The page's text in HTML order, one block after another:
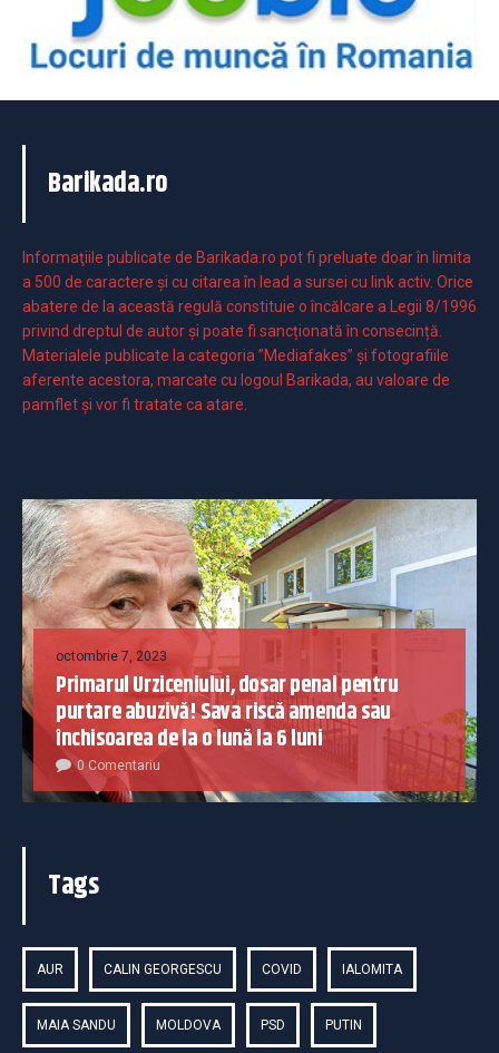
Barikada.ro
Informaţiile publicate de Barikada.ro pot fi preluate doar în limita
a 500 de caractere şi cu citarea în lead a sursei cu link activ. Orice
abatere de la această regulă constituie o încălcare a Legii 8/1996
privind dreptul de autor și poate fi sancționată în consecință.
Materialele publicate la categoria ”Mediafakes” și fotografiile
aferente acestora, marcate cu logoul Barikada, au valoare de
pamflet și vor fi tratate ca atare.
octombrie 7, 2023
Primarul Urziceniului, dosar penal pentru
purtare abuzivă! Sava riscă amenda sau
închisoarea de la o lună la 6 luni
0 Comentariu
Tags
AUR CALIN GEORGESCU COVID IALOMITA
MAIA SANDU MOLDOVA PSD PUTIN